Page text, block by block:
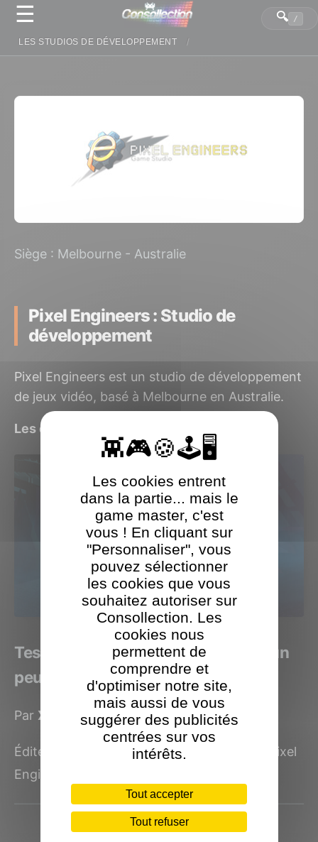
☰
LES STUDIOS DE DÉVELOPPEMENT
🔍 /
Siège : Melbourne - Australie
Pixel Engineers : Studio de
développement
Pixel Engineers est un studio de développement
de jeux vidéo, basé à Melbourne en Australie.
Les derniers jeux Pixel Engineers testés
Test de Hunt 'n Sneak : le fun s'est un
peu trop bien caché
Par XLan le 13 mai 2019
Édité et développé par le studio australien Pixel
Engineers, Hunt n’Sneak est la preuve...
Panneau de gestion des cookies
Les cookies entrent
dans la partie... mais le
game master, c'est
vous ! En cliquant sur
"Personnaliser", vous
pouvez sélectionner
les cookies que vous
souhaitez autoriser sur
Consollection. Les
cookies nous
permettent de
comprendre et
d'optimiser notre site,
mais aussi de vous
suggérer des publicités
centrées sur vos
intérêts.
Tout accepter
Tout refuser